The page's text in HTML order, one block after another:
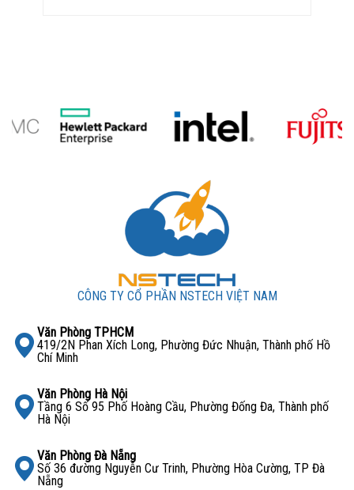
CÔNG TY CỔ PHẦN NSTECH VIỆT NAM
Văn Phòng TPHCM
419/2N Phan Xích Long, Phường Đức Nhuận, Thành phố Hồ
Chí Minh
Văn Phòng Hà Nội
Tầng 6 Số 95 Phố Hoàng Cầu, Phường Đống Đa, Thành phố
Hà Nội
Văn Phòng Đà Nẵng
Số 36 đường Nguyễn Cư Trinh, Phường Hòa Cường, TP Đà
Nẵng